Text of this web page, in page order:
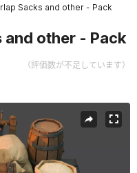
Sacks and other - Pack
and other - Pack
（評価数が不足しています）